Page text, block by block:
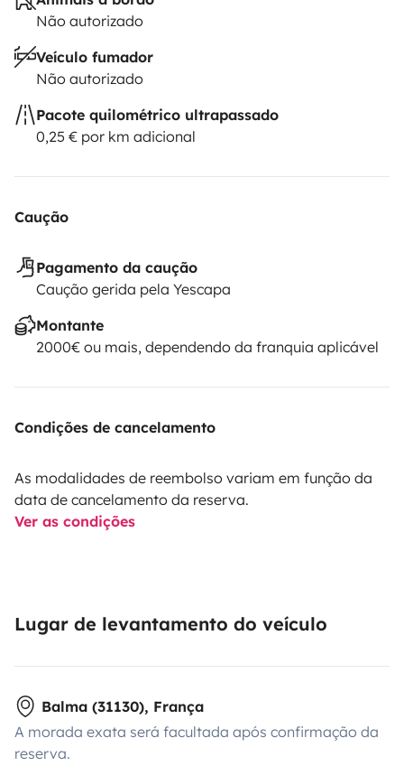
Não autorizado
Veículo fumador
Não autorizado
Pacote quilométrico ultrapassado
0,25 € por km adicional
Caução
Pagamento da caução
Caução gerida pela Yescapa
Montante
2000€ ou mais, dependendo da franquia aplicável
Condições de cancelamento
As modalidades de reembolso variam em função da
data de cancelamento da reserva.
Ver as condições
Lugar de levantamento do veículo
Balma (31130), França
A morada exata será facultada após confirmação da
reserva.